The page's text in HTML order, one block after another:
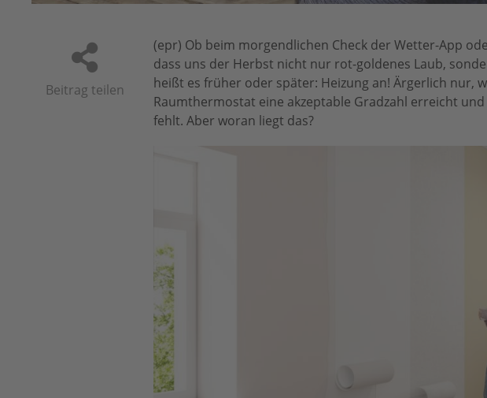
Beitrag teilen
(epr) Ob beim morgendlichen Check der Wetter-App
dass uns der Herbst nicht nur rot-goldenes Laub,
heißt es früher oder später: Heizung an! Ärgerlich nur,
Raumthermostat eine akzeptable Gradzahl erreicht
fehlt. Aber woran liegt das?